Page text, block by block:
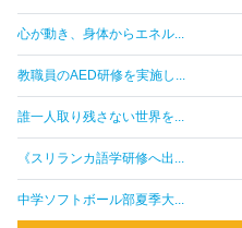
心が動き、身体からエネル...
教職員のAED研修を実施し...
誰一人取り残さない世界を...
《スリランカ語学研修へ出...
中学ソフトボール部夏季大...